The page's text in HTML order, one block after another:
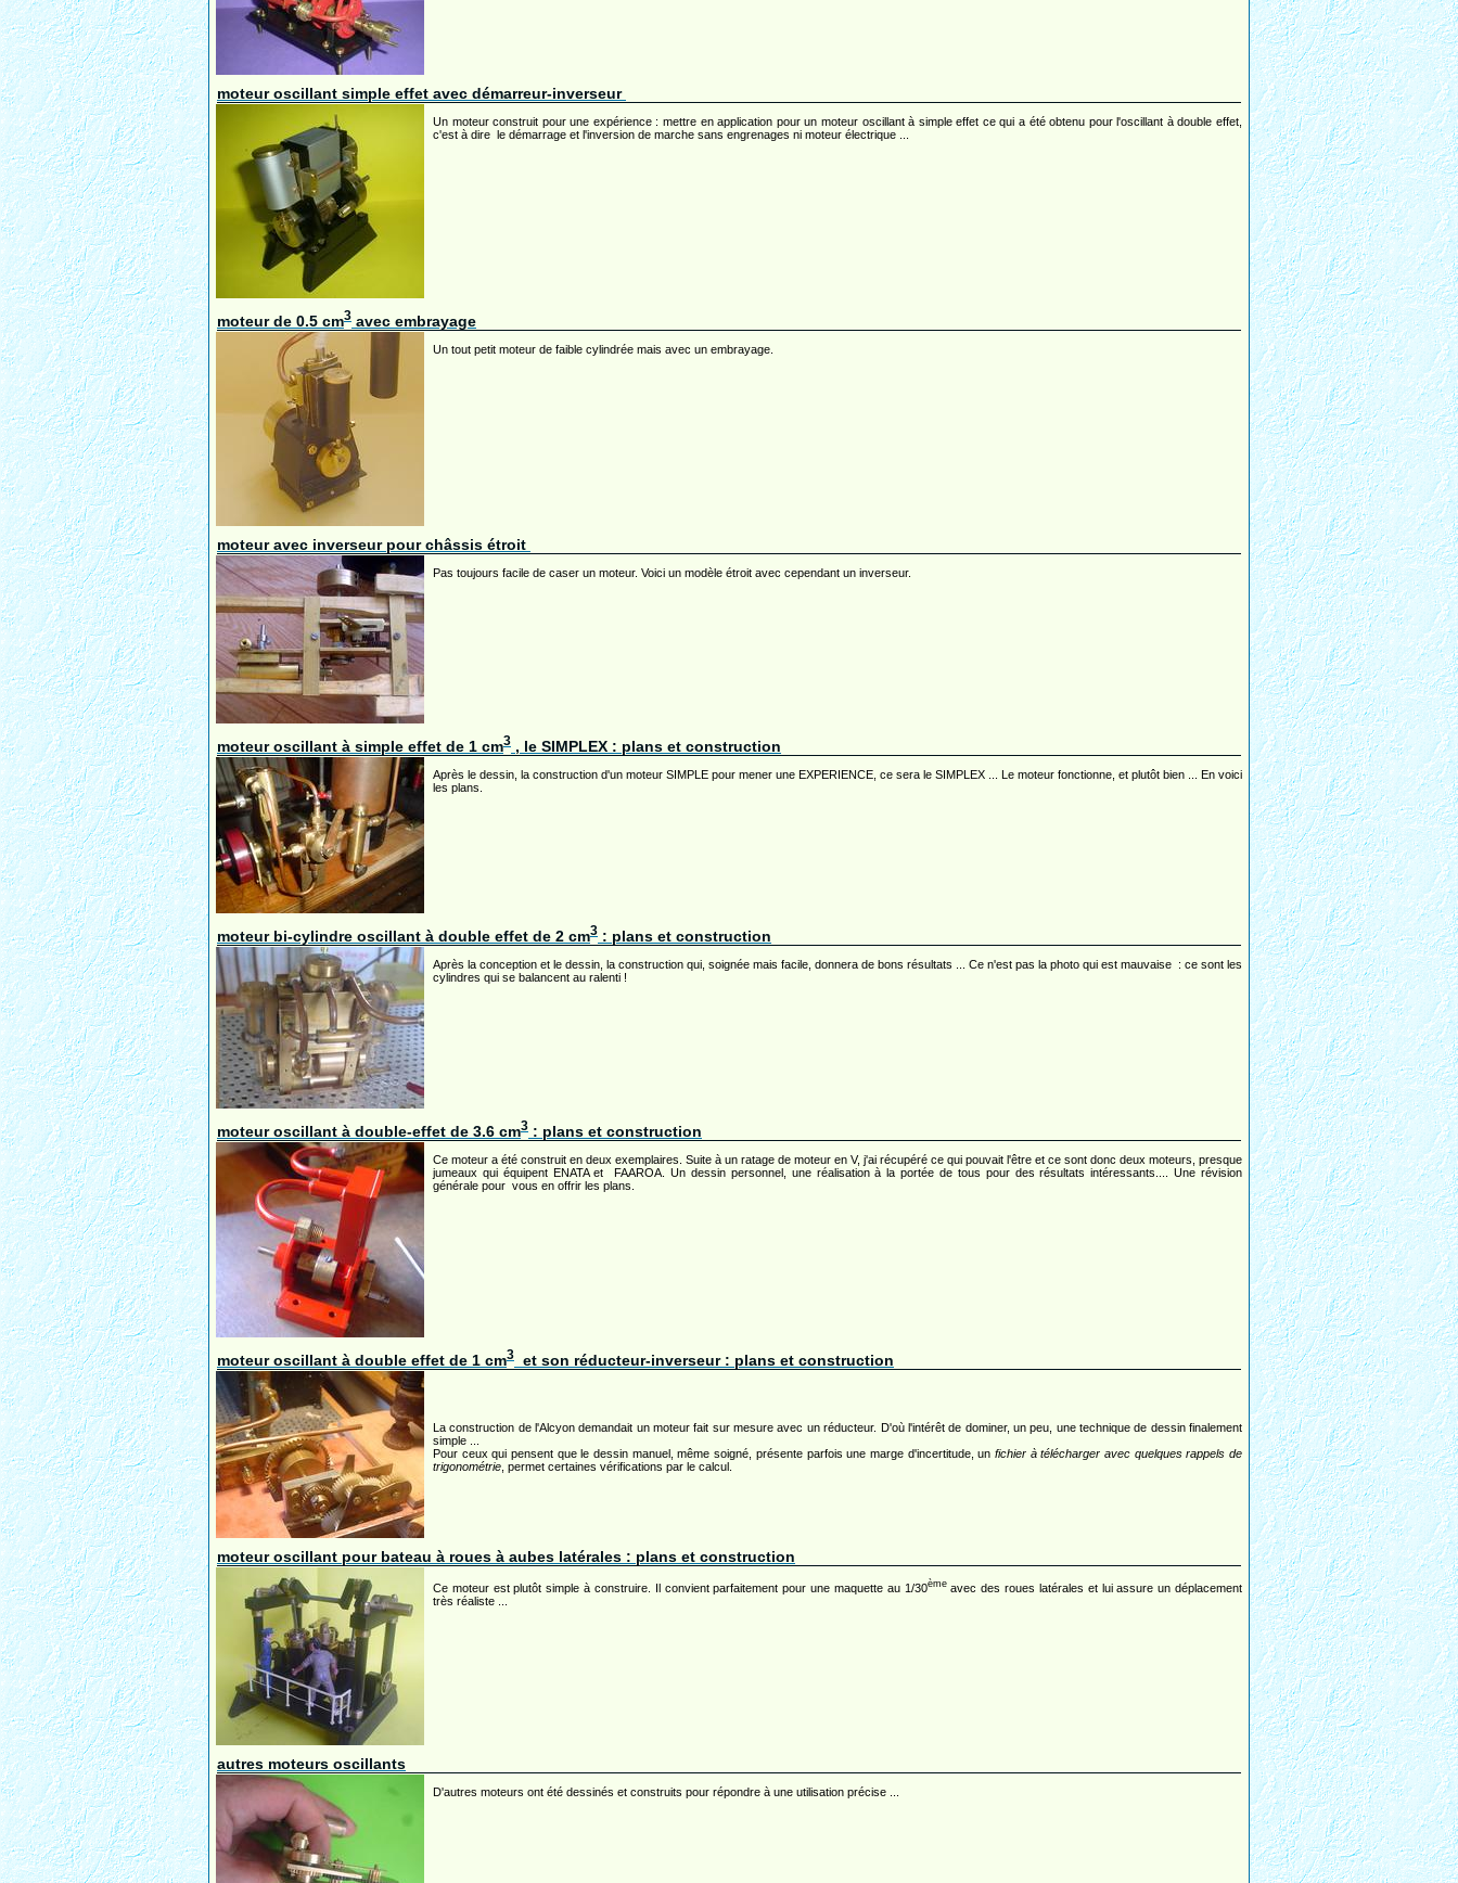
moteur oscillant simple effet avec démarreur-inverseur
Un moteur construit pour une expérience : mettre en application pour un moteur oscillant à simple effet ce qui a été obtenu pour l'oscillant à double effet,
c'est à dire le démarrage et l'inversion de marche sans engrenages ni moteur électrique ...
moteur de 0.5 cm3 avec embrayage
Un tout petit moteur de faible cylindrée mais avec un embrayage.
moteur avec inverseur pour châssis étroit
Pas toujours facile de caser un moteur. Voici un modèle étroit avec cependant un inverseur.
moteur oscillant à simple effet de 1 cm3 , le SIMPLEX : plans et construction
Après le dessin, la construction d'un moteur SIMPLE pour mener une EXPERIENCE, ce sera le SIMPLEX ... Le moteur fonctionne, et plutôt bien ... En voici
les plans.
moteur bi-cylindre oscillant à double effet de 2 cm3 : plans et construction
Après la conception et le dessin, la construction qui, soignée mais facile, donnera de bons résultats ... Ce n'est pas la photo qui est mauvaise : ce sont les
cylindres qui se balancent au ralenti !
moteur oscillant à double-effet de 3.6 cm3 : plans et construction
Ce moteur a été construit en deux exemplaires. Suite à un ratage de moteur en V, j'ai récupéré ce qui pouvait l'être et ce sont donc deux moteurs, presque
jumeaux qui équipent ENATA et FAAROA. Un dessin personnel, une réalisation à la portée de tous pour des résultats intéressants.... Une révision
générale pour vous en offrir les plans.
moteur oscillant à double effet de 1 cm3 et son réducteur-inverseur : plans et construction
La construction de l'Alcyon demandait un moteur fait sur mesure avec un réducteur. D'où l'intérêt de dominer, un peu, une technique de dessin finalement
simple ...
Pour ceux qui pensent que le dessin manuel, même soigné, présente parfois une marge d'incertitude, un fichier à télécharger avec quelques rappels de
trigonométrie , permet certaines vérifications par le calcul.
moteur oscillant pour bateau à roues à aubes latérales : plans et construction
Ce moteur est plutôt simple à construire. Il convient parfaitement pour une maquette au 1/30èmeavec des roues latérales et lui assure un déplacement
très réaliste ...
autres moteurs oscillants
D'autres moteurs ont été dessinés et construits pour répondre à une utilisation précise ...